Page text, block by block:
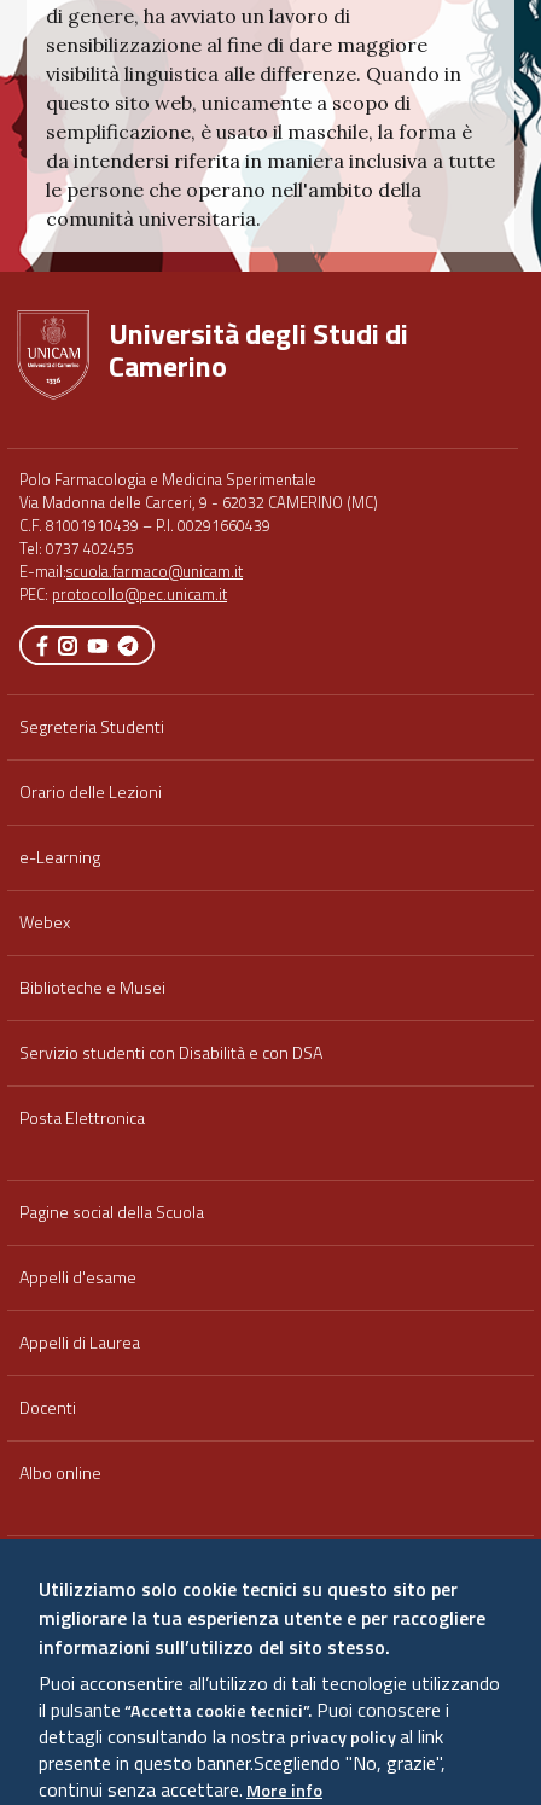
di genere, ha avviato un lavoro di
sensibilizzazione al fine di dare maggiore
visibilità linguistica alle differenze. Quando in
questo sito web, unicamente a scopo di
semplificazione, è usato il maschile, la forma è
da intendersi riferita in maniera inclusiva a tutte
le persone che operano nell'ambito della
comunità universitaria.
Università degli Studi di
Camerino
Footer
menu
full
Polo Farmacologia e Medicina Sperimentale
Via Madonna delle Carceri, 9 - 62032 CAMERINO (MC)
C.F. 81001910439 – P.I. 00291660439
Tel: 0737 402455
E-mail:scuola.farmaco@unicam.it
PEC: protocollo@pec.unicam.it
Segreteria Studenti
Orario delle Lezioni
e-Learning
Webex
Biblioteche e Musei
Servizio studenti con Disabilità e con DSA
Posta Elettronica
Pagine social della Scuola
Appelli d'esame
Appelli di Laurea
Docenti
Albo online
Qualità e valutazione
Amministrazione trasparente
Sitemap
Utilizziamo solo cookie tecnici su questo sito per
migliorare la tua esperienza utente e per raccogliere
informazioni sull’utilizzo del sito stesso.
Puoi acconsentire all’utilizzo di tali tecnologie utilizzando
il pulsante“Accetta cookie tecnici”. Puoi conoscere i
dettagli consultando la nostra privacy policyal link
presente in questo banner.Scegliendo "No, grazie",
continui senza accettare. More info